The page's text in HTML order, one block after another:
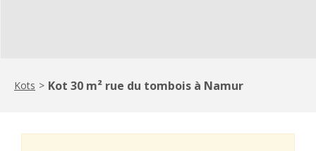
Kots > Kot 30 m² rue du tombois à Namur